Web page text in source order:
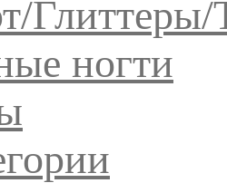
ногти